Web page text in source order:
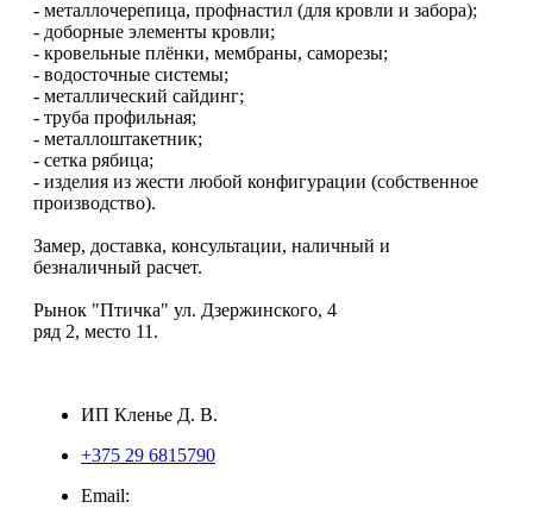
- металлочерепица, профнастил (для кровли и забора);
- доборные элементы кровли;
- кровельные плёнки, мембраны, саморезы;
- водосточные системы;
- металлический сайдинг;
- труба профильная;
- металлоштакетник;
- сетка рябица;
- изделия из жести любой конфигурации (собственное
производство).
Замер, доставка, консультации, наличный и
безналичный расчет.
Рынок "Птичка" ул. Дзержинского, 4
ряд 2, место 11.
ИП Кленье Д. В.
+375 29 6815790
Email: